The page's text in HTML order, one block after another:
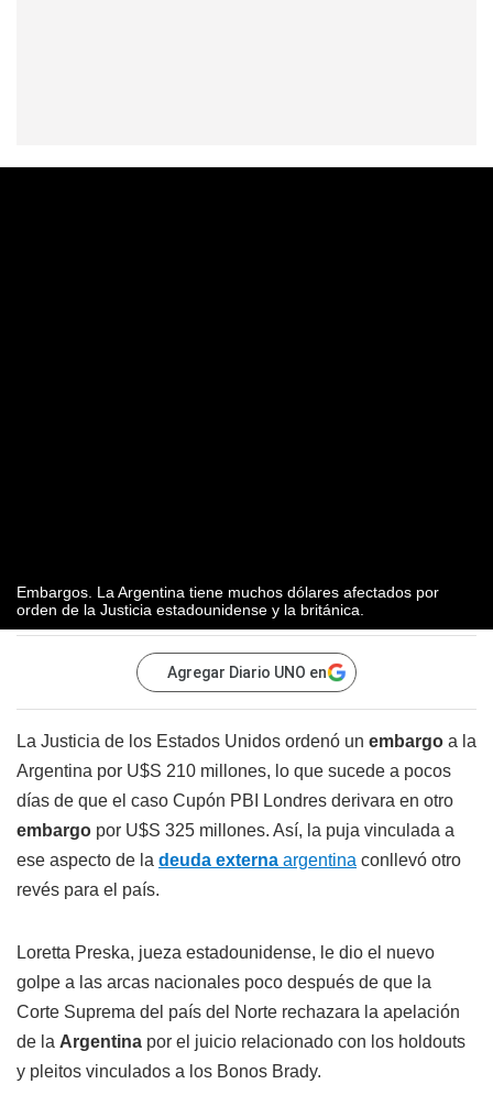
Embargos. La Argentina tiene muchos dólares afectados por
orden de la Justicia estadounidense y la británica.
Agregar Diario UNO en
La Justicia de los Estados Unidos ordenó un embargo a la
Argentina por U$S 210 millones, lo que sucede a pocos
días de que el caso Cupón PBI Londres derivara en otro
embargo por U$S 325 millones. Así, la puja vinculada a
ese aspecto de la deuda externa argentina conllevó otro
revés para el país.
Loretta Preska, jueza estadounidense, le dio el nuevo
golpe a las arcas nacionales poco después de que la
Corte Suprema del país del Norte rechazara la apelación
de la Argentina por el juicio relacionado con los holdouts
y pleitos vinculados a los Bonos Brady.